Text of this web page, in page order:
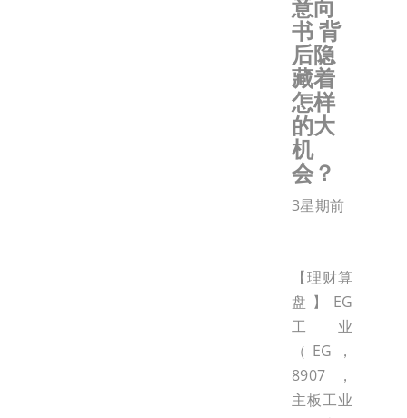
意向
书 背
后隐
藏着
怎样
的大
机
会？
3星期前
【理财算
盘】EG
工业
（EG，
8907，
主板工业